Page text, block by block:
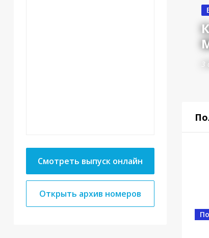
Смотреть выпуск онлайн
Открыть архив номеров
3